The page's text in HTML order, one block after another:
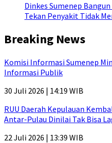
Dinkes Sumenep
Tekan Penyakit Tidak
Breaking News
Komisi Informasi Sumenep
Informasi Publik
30 Juli 2026 | 14:19 WIB
RUU Daerah Kepulauan
Antar-Pulau Dinilai Tak Bisa
22 Juli 2026 | 13:39 WIB